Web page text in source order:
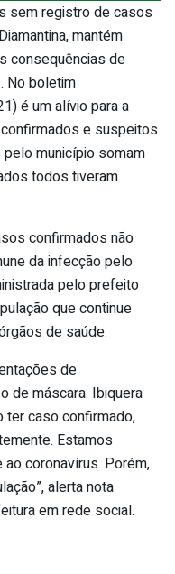
sem registro de casos
mantém
consequências de
No boletim
é um alívio para a
e suspeitos
município somam
todos tiveram
confirmados não
da infecção pelo
pelo prefeito
que continue
de saúde.
de
de máscara. Ibiquera
ter caso confirmado,
Estamos
coronavírus. Porém,
alerta nota
em rede social.